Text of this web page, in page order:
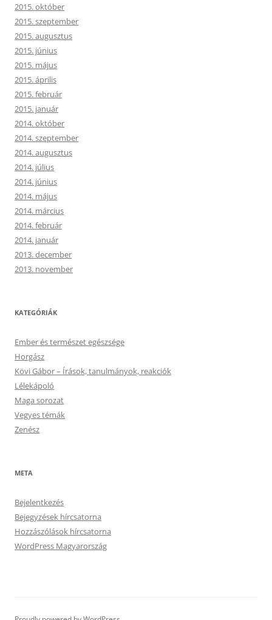
2015. október
2015. szeptember
2015. augusztus
2015. június
2015. május
2015. április
2015. február
2015. január
2014. október
2014. szeptember
2014. augusztus
2014. július
2014. június
2014. május
2014. március
2014. február
2014. január
2013. december
2013. november
KATEGÓRIÁK
Ember és természet egészsége
Horgász
Kövi Gábor – Írások, tanulmányok, reakciók
Lélekápoló
Maga sorozat
Vegyes témák
Zenész
META
Bejelentkezés
Bejegyzések hírcsatorna
Hozzászólások hírcsatorna
WordPress Magyarország